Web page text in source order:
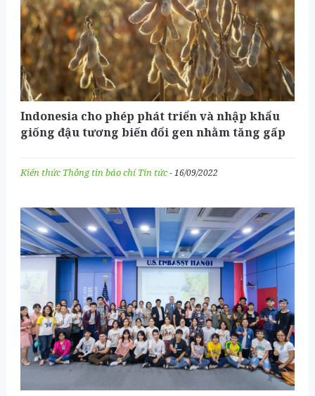
Indonesia cho phép phát triển và nhập khẩu
giống đậu tương biến đổi gen nhằm tăng gấp
Kiến thứcThông tin báo chíTin tức- 16/09/2022